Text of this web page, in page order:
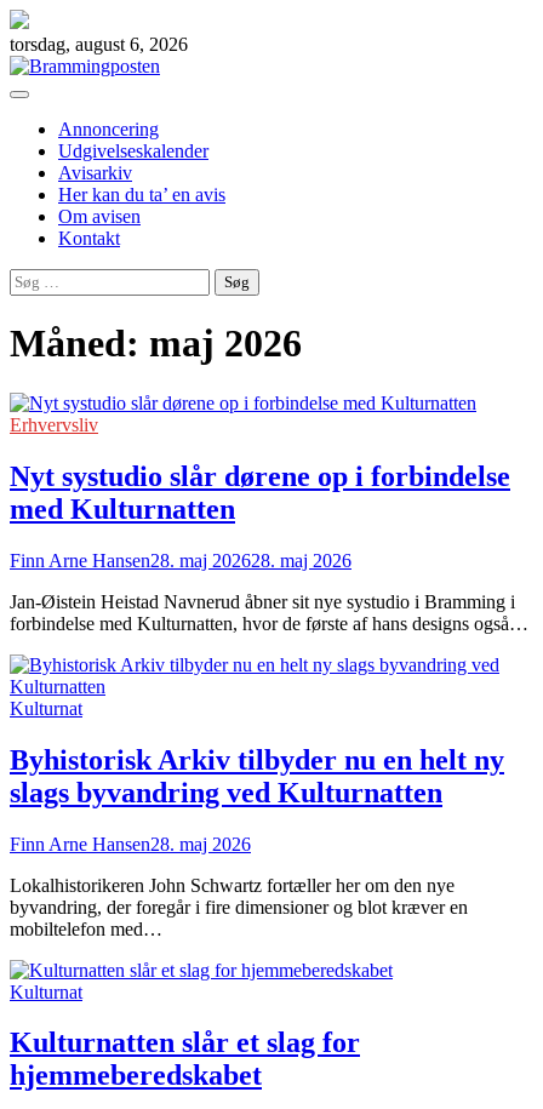
Skip
to
content
torsdag, august 6, 2026
Annoncering
Udgivelseskalender
Avisarkiv
Her kan du ta’ en avis
Om avisen
Kontakt
Søg
efter:
Måned: maj 2026
Erhvervsliv
Nyt systudio slår dørene op i forbindelse
med Kulturnatten
Finn Arne Hansen28. maj 202628. maj 2026
Jan-Øistein Heistad Navnerud åbner sit nye systudio i Bramming i
forbindelse med Kulturnatten, hvor de første af hans designs også…
Kulturnat
Byhistorisk Arkiv tilbyder nu en helt ny
slags byvandring ved Kulturnatten
Finn Arne Hansen28. maj 2026
Lokalhistorikeren John Schwartz fortæller her om den nye
byvandring, der foregår i fire dimensioner og blot kræver en
mobiltelefon med…
Kulturnat
Kulturnatten slår et slag for
hjemmeberedskabet